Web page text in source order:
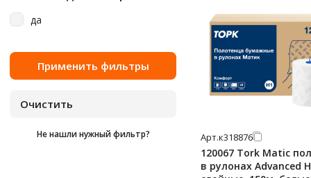
Любаша
Терес
Экономика Проф
да
Не нашли нужный фильтр? Арт.к318876
120067 Tork Matic
в рулонах Advanced